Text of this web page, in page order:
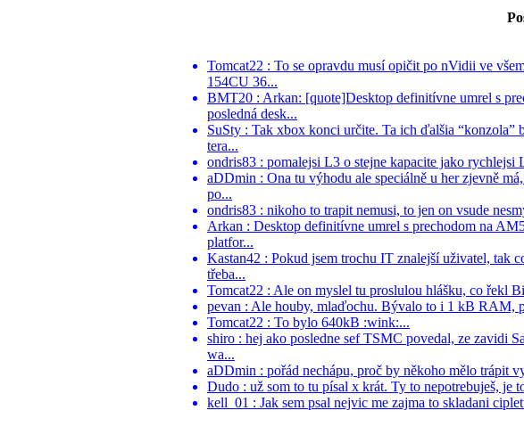
Tomcat22 : To se opravdu musí opičit po nVidii ve
154CU 36...
BMT20 : Arkan: [quote]Desktop definitívne umrel s
posledná desk...
SuSty : Tak xbox konci určite. Ta ich ďalšia “konzola”
tera...
ondris83 : pomalejsi L3 o stejne kapacite jako
aDDmin : Ona tu výhodu ale speciálně u her zjevně
po...
ondris83 : nikoho to trapit nemusi, to jen on vsude
Arkan : Desktop definitívne umrel s prechodom na
platfor...
Kastan42 : Pokud jsem trochu IT znalejší uživatel, tak
třeba...
Tomcat22 : Ale on myslel tu proslulou hlášku, co řekl
pevan : Ale houby, mlaďochu. Bývalo to i 1 kB RAM,
Tomcat22 : To bylo 640kB :wink:...
shiro : hej ako posledne sef TSMC povedal, ze zavidi
wa...
aDDmin : pořád nechápu, proč by někoho mělo trápit
Dudo : už som to tu písal x krát. Ty to nepotrebuješ, je
kell_01 : Jak sem psal nejvic me zajma to skladani